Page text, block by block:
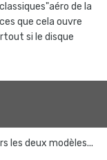
de la
que cela ouvre
si le disque
les deux modèles...